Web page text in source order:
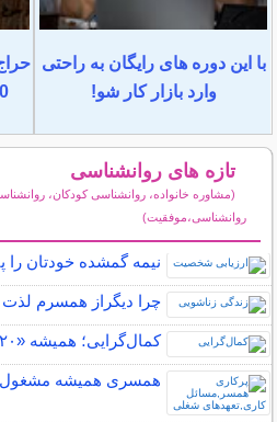
با این دوره های رایگان به راحتی
وارد بازار کار شو!
50%
تازه های روانشناسی
(مشاوره خانواده، روانشناسی کودکان،
روانشناسی،موفقیت)
نیمه‌ گمشده خودتان را
چرا دیگراز همسرم
کمال‌گرایی؛ همیشه «۲۰» گرفتن هم خوب نیست!
همسری همیشه